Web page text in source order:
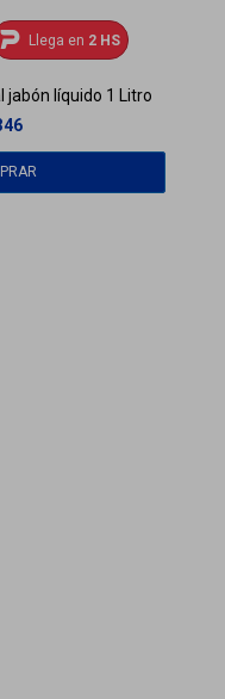
Llega en 2 HS
líquido 1 Litro